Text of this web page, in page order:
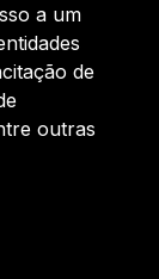
a um
de
outras